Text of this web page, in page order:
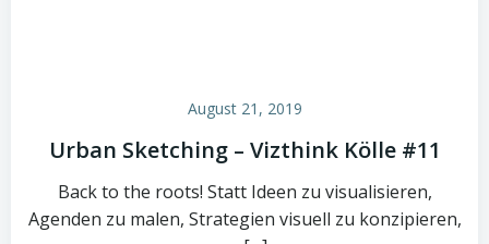
August 21, 2019
Urban Sketching – Vizthink Kölle #11
Back to the roots! Statt Ideen zu visualisieren,
Agenden zu malen, Strategien visuell zu konzipieren,